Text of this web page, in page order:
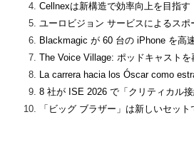
Cellnexは新構造で効率向上を目指す
ユーロビジョン サービスによるス
Blackmagic が 60 台の iPhone を高
The Voice Village: ポッドキャストを
La carrera hacia los Óscar como
8 社が ISE 2026 で「クリティカル
「ビッグ ブラザー」は新しいセッ